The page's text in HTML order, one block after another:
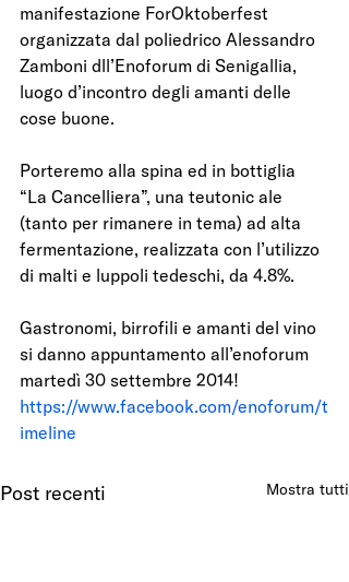
manifestazione ForOktoberfest
organizzata dal poliedrico Alessandro
Zamboni dll’Enoforum di Senigallia,
luogo d’incontro degli amanti delle
cose buone.
Porteremo alla spina ed in bottiglia
“La Cancelliera”, una teutonic ale
(tanto per rimanere in tema) ad alta
fermentazione, realizzata con l’utilizzo
di malti e luppoli tedeschi, da 4.8%.
Gastronomi, birrofili e amanti del vino
si danno appuntamento all’enoforum
martedì 30 settembre 2014!
https://www.facebook.com/enoforum/t
imeline
Post recenti Mostra tutti